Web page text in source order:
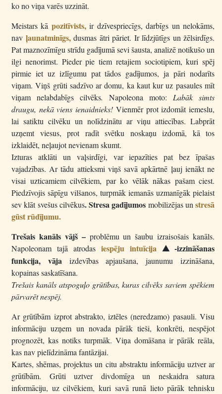
ko no viņa varēs uzzināt.
Meistars kā pozitīvists, ir dzīvespriecīgs, darbīgs un nelokāms,
nav ļaunatminīgs, dusmas ātri pāriet. Ir līdzjūtīgs un žēlsirdīgs.
Pat maznozīmīgu strīdu gadījumā sevi šausta, analizē notikušo un
ilgi nenorimst. Pieder pie tiem retajiem sociotipiem, kuri spēj
pirmie iet uz izlīgumu pat tādos gadījumos, ja pāri nodarīts
viņam. Viņš grūti sadzīvo ar domu, ka kaut kur uz pasaules mīt
viņam nelabdabīgs cilvēks. Napoleona moto: Labāk simts
draugu, nekā viens ienaidnieks! Vienmēr prot izdomāt iemeslu,
lai satiktu cilvēku un nolīdzinātu ar viņu attiecības. Labprāt
uzņemt viesus, prot radīt svētku noskaņu izdomā, kā tos
izklaidēt, neļaujot nevienam skumt.
Izturas atklāti un vaļsirdīgi, var iepazīties pat bez īpašas
vajadzības. Ar tādu attieksmi viņš savā apkārtnē ļauj ienākt ne
visai uzticamiem cilvēkiem, par ko vēlāk nākas pašam ciest.
Piedzīvojis sāpīgu vilšanos, turpmāk iemanās uzmanīgāk pielaist
sev klāt svešus cilvēkus. Stresa gadījumos mobilizējas unstresā
gūst rūdījumu.
Trešais kanāls vājš – problēmu un šaubu izraisošais kanāls.
Napoleonam tajā atrodas iespēju intuīcija I-izzināšanas
funkcija, vāja izdevības apjaušana, jaunumu izzināšana,
kopainas saskatīšana.
Trešais kanāls atspoguļo grūtības, kuras cilvēks saviem spēkiem
pārvarēt nespēj.
Ar grūtībām izprot abstrakto, iztēles (neredzamo) pasauli. Visu
informāciju uzņem un novada pārāk tieši, konkrēti, nespējot
prognozēt, kas notiks turpmāk. Viņa domāšana ir pārāk reāla,
kas nav pielīdzināma fantāzijai.
Kartes, shēmas, projektus un citu abstraktu informāciju uztver ar
grūtībām. Grūti uztver divdomīga un neskaidra satura
informāciju, uz cilvēkiem, kuri savā runā lieto pārāk tehnisku